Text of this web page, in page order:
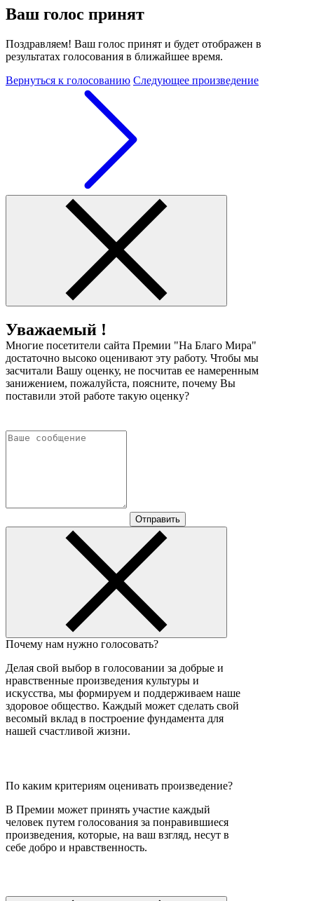
Ваш голос принят
Поздравляем! Ваш голос принят и будет отображен в
результатах голосования в ближайшее время.
Вернуться к голосованию Следующее произведение
Уважаемый !
Многие посетители сайта Премии "На Благо Мира"
достаточно высоко оценивают эту работу. Чтобы мы
засчитали Вашу оценку, не посчитав ее намеренным
занижением, пожалуйста, поясните, почему Вы
поставили этой работе такую оценку?
Отправить
Почему нам нужно голосовать?
Делая свой выбор в голосовании за добрые и
нравственные произведения культуры и
искусства, мы формируем и поддерживаем наше
здоровое общество. Каждый может сделать свой
весомый вклад в построение фундамента для
нашей счастливой жизни.
По каким критериям оценивать произведение?
В Премии может принять участие каждый
человек путем голосования за понравившиеся
произведения, которые, на ваш взгляд, несут в
себе добро и нравственность.